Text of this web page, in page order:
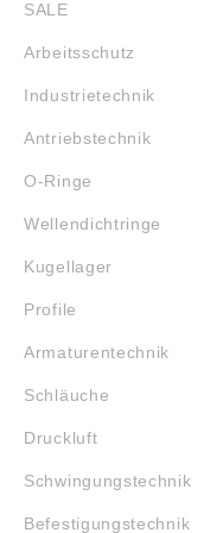
SALE
Arbeitsschutz
Industrietechnik
Antriebstechnik
O-Ringe
Wellendichtringe
Kugellager
Profile
Armaturentechnik
Schläuche
Druckluft
Schwingungstechnik
Befestigungstechnik